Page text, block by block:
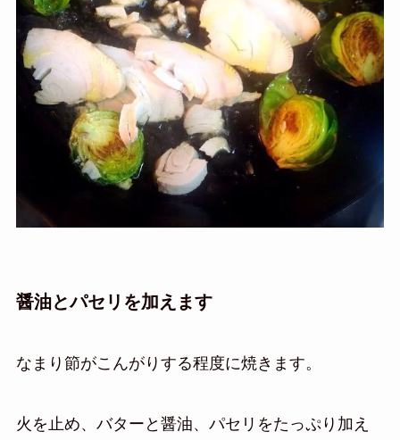
醤油とパセリを加えます
なまり節がこんがりする程度に焼きます。
火を止め、バターと醤油、パセリをたっぷり加え